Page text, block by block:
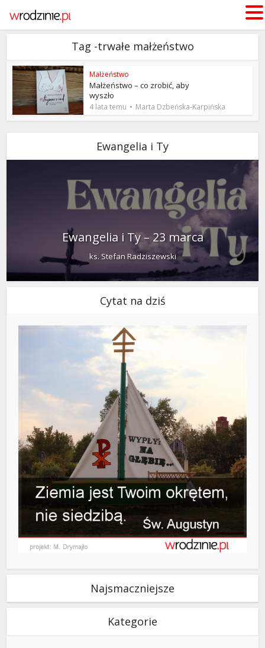
Tag -trwałe małżeństwo
Małżeństwo
Małżeństwo – co zrobić, aby
wyszło
4 lata temu Marta Dzbeńska-Karpińska
Ewangelia i Ty
Ewangelia i Ty – 23 marca
ks. Stefan Radziszewski
Cytat na dziś
Najsmaczniejsze
Kategorie